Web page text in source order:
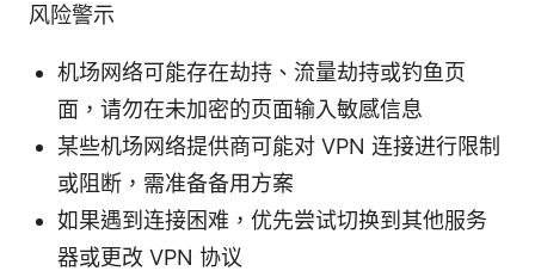
风险警示
机场网络可能存在劫持、流量劫持或钓鱼页
面，请勿在未加密的页面输入敏感信息
某些机场网络提供商可能对 VPN 连接进行限制
或阻断，需准备备用方案
如果遇到连接困难，优先尝试切换到其他服务
器或更改 VPN 协议